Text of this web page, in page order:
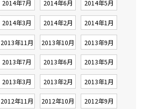
2014年7月 2014年6月 2014年5月
2014年3月 2014年2月 2014年1月
2013年11月 2013年10月 2013年9月
2013年7月 2013年6月 2013年5月
2013年3月 2013年2月 2013年1月
2012年11月 2012年10月 2012年9月